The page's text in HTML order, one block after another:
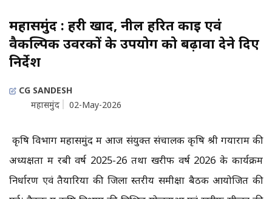
महासमुंद : हरी खाद, नील हरित काई एवं
वैकल्पिक उर्वरकों के उपयोग को बढ़ावा देने दिए
निर्देश
CG SANDESH
महासमुंद
02-May-2026
कृषि विभाग महासमुंद में आज संयुक्त संचालक कृषि श्री गयाराम की
अध्यक्षता में रबी वर्ष 2025-26 तथा खरीफ वर्ष 2026 के कार्यक्रम
निर्धारण एवं तैयारियों की जिला स्तरीय समीक्षा बैठक आयोजित की